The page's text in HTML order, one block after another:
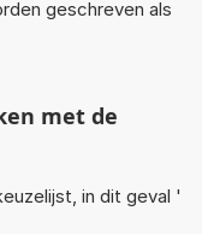
geschreven als
met de
in dit geval '